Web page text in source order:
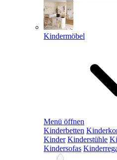
Kindermöbel
Menü öffnen
Kinderbetten
Kinder Kinderstühle
Kindersofas